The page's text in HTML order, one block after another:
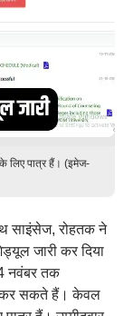
के लिए पात्र हैं। (इमेज-
साइंसेज, रोहतक ने
जारी कर दिया
नवंबर तक
कर सकते हैं। केवल